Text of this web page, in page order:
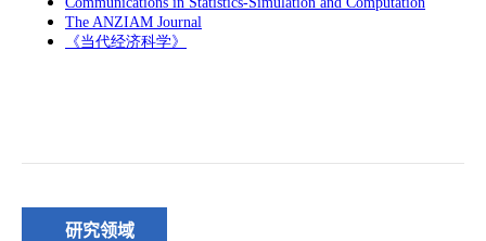
研究领域